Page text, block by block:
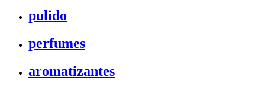
pulido
perfumes
aromatizantes